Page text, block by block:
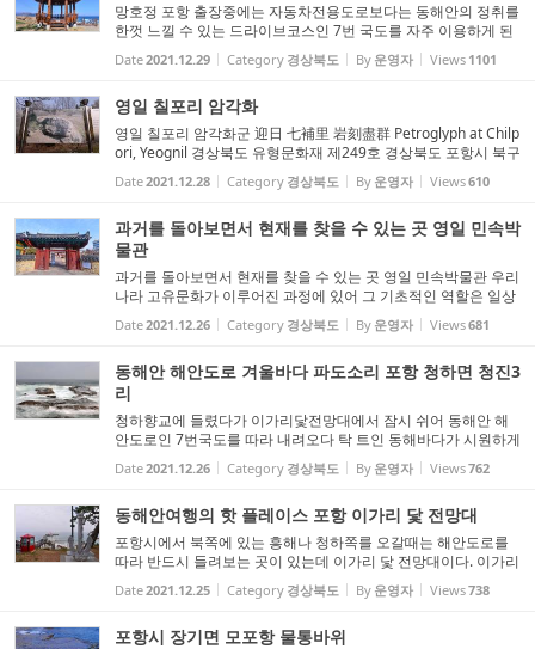
망호정 포항 출장중에는 자동차전용도로보다는 동해안의 정취를
한껏 느낄 수 있는 드라이브코스인 7번 국도를 자주 이용하게 된
다. 오늘도 조사리에 다녀오며 7번국도를 따라 용한리까지 내려
오다가 그간 지나치기만 했던 망호정에 잠시 들렸다. 망호정이
Date2021.12.29 Category 경상북도 By 운영자 Views 1101
영일 칠포리 암각화
영일 칠포리 암각화군 迎日 七補里 岩刻盡群 Petroglyph at Chilp
ori, Yeognil 경상북도 유형문화재 제249호 경상북도 포항시 북구
흥해읍 칠포리 201 영일 칠포리 암각화군의 바위그림들은 1989
년 처음 발견된 이래 1994년까지 추가로 발견되어 그 규모에 있...
Date2021.12.28 Category 경상북도 By 운영자 Views610
과거를 돌아보면서 현재를 찾을 수 있는 곳 영일 민속박
물관
과거를 돌아보면서 현재를 찾을 수 있는 곳 영일 민속박물관 우리
나라 고유문화가 이루어진 과정에 있어 그 기초적인 역할은 일상
생활에 사용되었던 각종 민속 생활용구가 중요한 자리를 차지하
였으나 급변하는 현대 물질문명에 의해 점차 사라져가고 있다.
Date2021.12.26 Category 경상북도 By 운영자 Views681
동해안 해안도로 겨울바다 파도소리 포항 청하면 청진3
리
청하향교에 들렸다가 이가리닻전망대에서 잠시 쉬어 동해안 해
안도로인 7번국도를 따라 내려오다 탁 트인 동해바다가 시원하게
바라다 보이는 곳이 있어 잠시 차를 세웠다. 큰방파제와 작은 방
파제가 서로 등을 돌리고 뻗어 있는 청진3리, 넓고 평평한 수중여
Date2021.12.26 Category 경상북도 By 운영자 Views762
동해안여행의 핫 플레이스 포항 이가리 닻 전망대
포항시에서 북쪽에 있는 흥해나 청하쪽를 오갈때는 해안도로를
따라 반드시 들려보는 곳이 있는데 이가리 닻 전망대이다. 이가리
닻 전망대는 올해 4월에 들려 블로그에 포스팅 한적이 있는데 이
번에는 이가리 닻 전망대에서 겨울바람과 함께 밀려오는 파도
Date2021.12.25 Category 경상북도 By 운영자 Views738
포항시 장기면 모포항 물통바위